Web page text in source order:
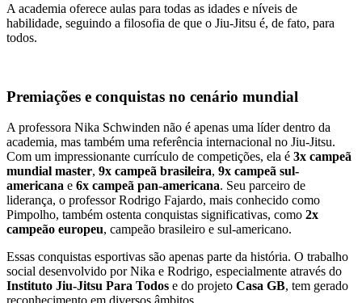
A academia oferece aulas para todas as idades e níveis de
habilidade, seguindo a filosofia de que o Jiu-Jitsu é, de fato, para
todos.
Premiações e conquistas no cenário mundial
A professora Nika Schwinden não é apenas uma líder dentro da
academia, mas também uma referência internacional no Jiu-Jitsu.
Com um impressionante currículo de competições, ela é 3x campeã
mundial master, 9x campeã brasileira, 9x campeã sul-
americana e 6x campeã pan-americana. Seu parceiro de
liderança, o professor Rodrigo Fajardo, mais conhecido como
Pimpolho, também ostenta conquistas significativas, como 2x
campeão europeu, campeão brasileiro e sul-americano.
Essas conquistas esportivas são apenas parte da história. O trabalho
social desenvolvido por Nika e Rodrigo, especialmente através do
Instituto Jiu-Jitsu Para Todos e do projeto Casa GB, tem gerado